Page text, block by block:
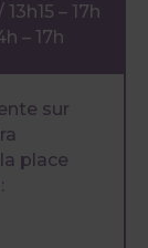
– 17h
– 17h
sur
place